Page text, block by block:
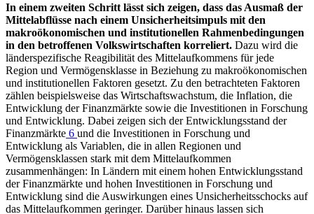
In einem zweiten Schritt lässt sich zeigen, dass das Ausmaß der
Mittelabflüsse nach einem Unsicherheitsimpuls mit den
makroökonomischen und institutionellen Rahmenbedingungen
in den betroffenen Volkswirtschaften korreliert. Dazu wird die
länderspezifische Reagibilität des Mittelaufkommens für jede
Region und Vermögensklasse in Beziehung zu makroökonomischen
und institutionellen Faktoren gesetzt. Zu den betrachteten Faktoren
zählen beispielsweise das Wirtschaftswachstum, die Inflation, die
Entwicklung der Finanzmärkte sowie die Investitionen in Forschung
und Entwicklung. Dabei zeigen sich der Entwicklungsstand der
Finanzmärkte 6 und die Investitionen in Forschung und
Entwicklung als Variablen, die in allen Regionen und
Vermögensklassen stark mit dem Mittelaufkommen
zusammenhängen: In Ländern mit einem hohen Entwicklungsstand
der Finanzmärkte und hohen Investitionen in Forschung und
Entwicklung sind die Auswirkungen eines Unsicherheitsschocks auf
das Mittelaufkommen geringer. Darüber hinaus lassen sich